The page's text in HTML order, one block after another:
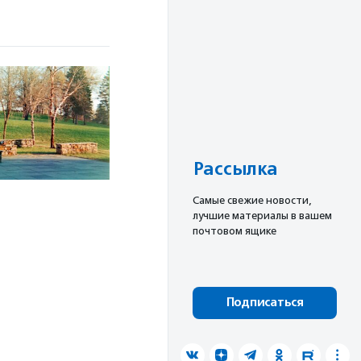
Рассылка
Cамые свежие новости,
лучшие материалы в вашем
почтовом ящике
Подписаться